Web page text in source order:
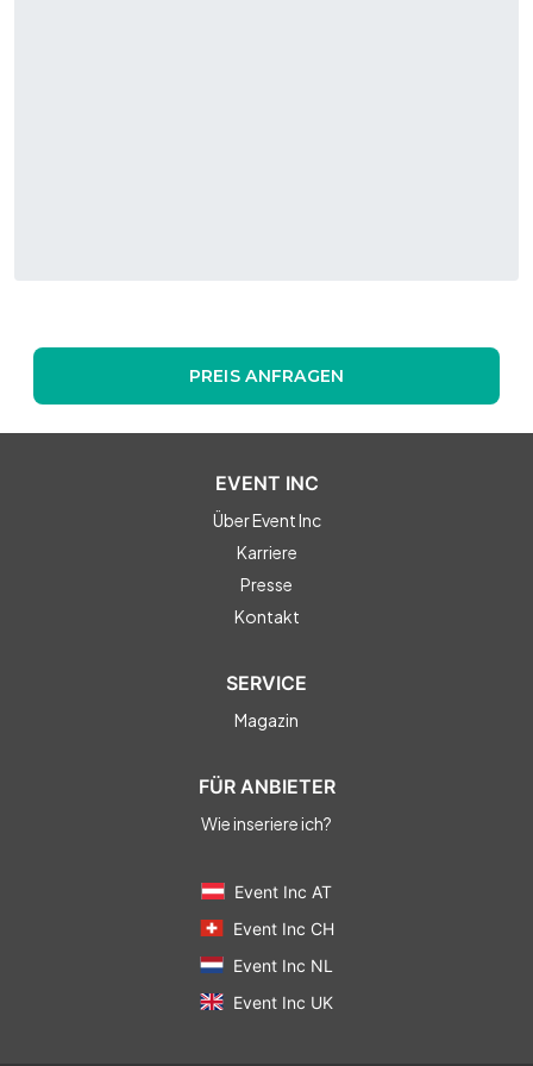
PREIS ANFRAGEN
EVENT INC
Über Event Inc
Karriere
Presse
Kontakt
SERVICE
Magazin
FÜR ANBIETER
Wie inseriere ich?
Event Inc AT
Event Inc CH
Event Inc NL
Event Inc UK